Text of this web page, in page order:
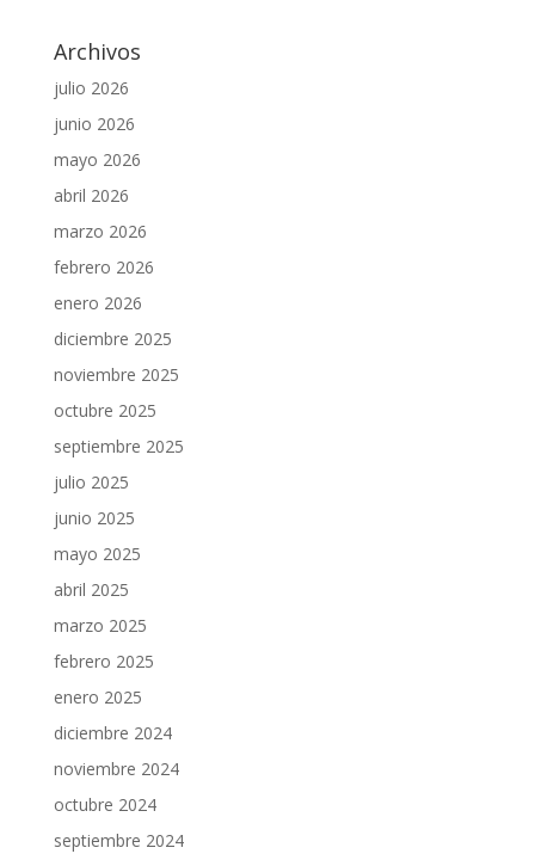
Archivos
julio 2026
junio 2026
mayo 2026
abril 2026
marzo 2026
febrero 2026
enero 2026
diciembre 2025
noviembre 2025
octubre 2025
septiembre 2025
julio 2025
junio 2025
mayo 2025
abril 2025
marzo 2025
febrero 2025
enero 2025
diciembre 2024
noviembre 2024
octubre 2024
septiembre 2024